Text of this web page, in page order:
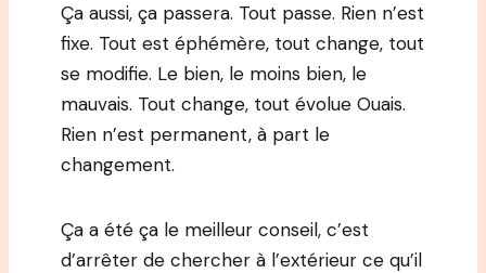
Ça aussi, ça passera. Tout passe. Rien n’est
fixe. Tout est éphémère, tout change, tout
se modifie. Le bien, le moins bien, le
mauvais. Tout change, tout évolue Ouais.
Rien n’est permanent, à part le
changement.
Ça a été ça le meilleur conseil, c’est
d’arrêter de chercher à l’extérieur ce qu’il